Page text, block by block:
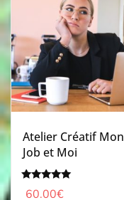
Atelier Créatif Mon
Job et Moi
Note
5.00
60.00€